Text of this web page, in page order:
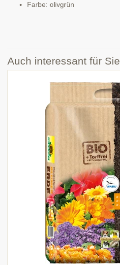
Farbe: olivgrün
Auch interessant für Sie